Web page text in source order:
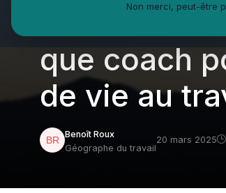
Le rôle
que coach
de vie au
Benoît Roux
Géographe du travail
20 mars 2025
Non merci, peut-être